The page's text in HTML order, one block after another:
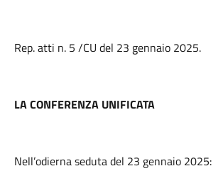
Rep. atti n. 5 /CU del 23 gennaio 2025.
LA CONFERENZA UNIFICATA
Nell’odierna seduta del 23 gennaio 2025: